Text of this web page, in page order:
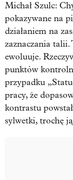
Michał Szulc:
pokazywane na
działaniem na
zaznaczania talii.
ewoluuje.
punktów
przypadku
pracy, że
kontrastu
sylwetki, trochę